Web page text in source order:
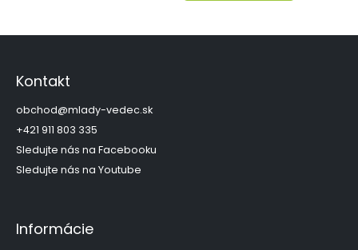
Kontakt
obchod@mlady-vedec.sk
+421 911 803 335
Sledujte nás na Facebooku
Sledujte nás na Youtube
Informácie